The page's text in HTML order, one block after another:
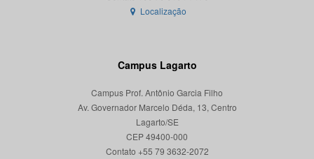
Localização
Campus Lagarto
Campus Prof. Antônio Garcia Filho
Av. Governador Marcelo Déda, 13, Centro
Lagarto/SE
CEP 49400-000